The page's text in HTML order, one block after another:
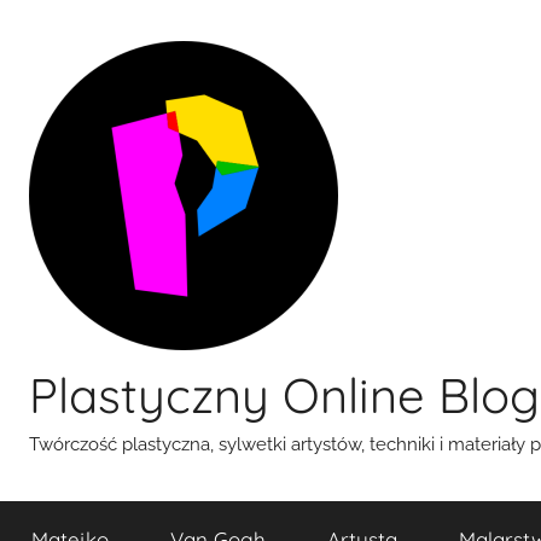
Plastyczny Online Blog
Twórczość plastyczna, sylwetki artystów, techniki i materiały